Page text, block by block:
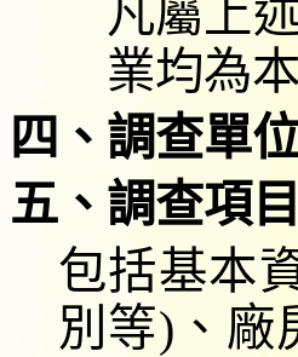
凡屬上
業均為本
四、調查單
五、調查項目
包括基本
別等) 、